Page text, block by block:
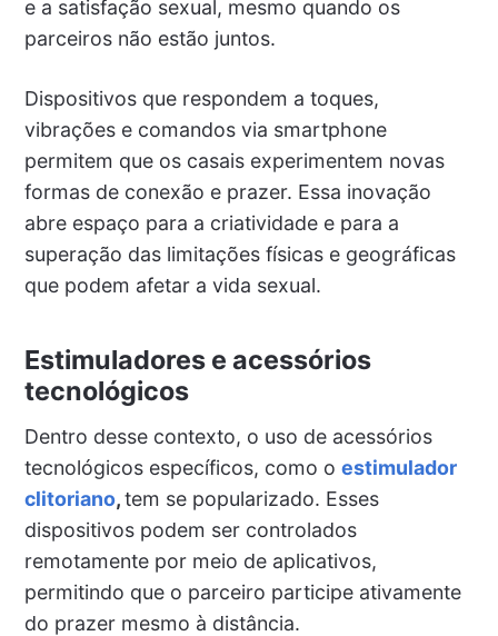
e a satisfação sexual, mesmo quando os
parceiros não estão juntos.
Dispositivos que respondem a toques,
vibrações e comandos via smartphone
permitem que os casais experimentem novas
formas de conexão e prazer. Essa inovação
abre espaço para a criatividade e para a
superação das limitações físicas e geográficas
que podem afetar a vida sexual.
Estimuladores e acessórios
tecnológicos
Dentro desse contexto, o uso de acessórios
tecnológicos específicos, como o estimulador
clitoriano,tem se popularizado. Esses
dispositivos podem ser controlados
remotamente por meio de aplicativos,
permitindo que o parceiro participe ativamente
do prazer mesmo à distância.